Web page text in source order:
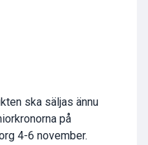
ska säljas ännu
på
4-6 november.